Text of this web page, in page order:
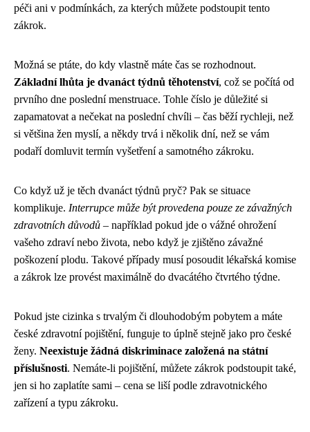
péči ani v podmínkách, za kterých můžete podstoupit tento
zákrok.
Možná se ptáte, do kdy vlastně máte čas se rozhodnout.
Základní lhůta je dvanáct týdnů těhotenství, což se počítá od
prvního dne poslední menstruace. Tohle číslo je důležité si
zapamatovat a nečekat na poslední chvíli – čas běží rychleji, než
si většina žen myslí, a někdy trvá i několik dní, než se vám
podaří domluvit termín vyšetření a samotného zákroku.
Co když už je těch dvanáct týdnů pryč? Pak se situace
komplikuje. Interrupce může být provedena pouze ze závažných
zdravotních důvodů – například pokud jde o vážné ohrožení
vašeho zdraví nebo života, nebo když je zjištěno závažné
poškození plodu. Takové případy musí posoudit lékařská komise
a zákrok lze provést maximálně do dvacátého čtvrtého týdne.
Pokud jste cizinka s trvalým či dlouhodobým pobytem a máte
české zdravotní pojištění, funguje to úplně stejně jako pro české
ženy. Neexistuje žádná diskriminace založená na státní
příslušnosti. Nemáte-li pojištění, můžete zákrok podstoupit také,
jen si ho zaplatíte sami – cena se liší podle zdravotnického
zařízení a typu zákroku.